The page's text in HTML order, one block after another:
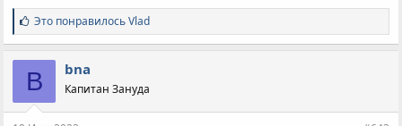
С
и
м
п
а
т
и
Это понравилосьVlad
B bna
Капитан Зануда